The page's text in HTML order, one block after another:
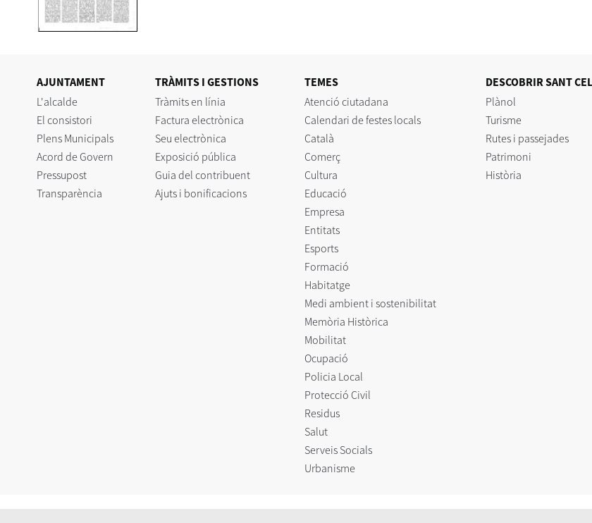
AJUNTAMENT
L'alcalde
El consistori
Plens Municipals
Acord de Govern
Pressupost
Transparència
TRÀMITS I GESTIONS
Tràmits en línia
Factura electrònica
Seu electrònica
Exposició pública
Guia del contribuent
Ajuts i bonificacions
TEMES
Atenció ciutadana
Calendari de festes locals
Català
Comerç
Cultura
Educació
Empresa
Entitats
Esports
Formació
Habitatge
Medi ambient i sostenibilitat
Memòria Històrica
Mobilitat
Ocupació
Policia Local
Protecció Civil
Residus
Salut
Serveis Socials
Urbanisme
DESCOBRIR SANT
Plànol
Turisme
Rutes i passejades
Patrimoni
Història